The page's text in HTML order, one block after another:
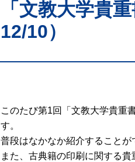
「文教大学貴
12/10）
このたび第1回「文教大学貴重
す。
普段はなかなか紹介することが
また、古典籍の印刷に関する